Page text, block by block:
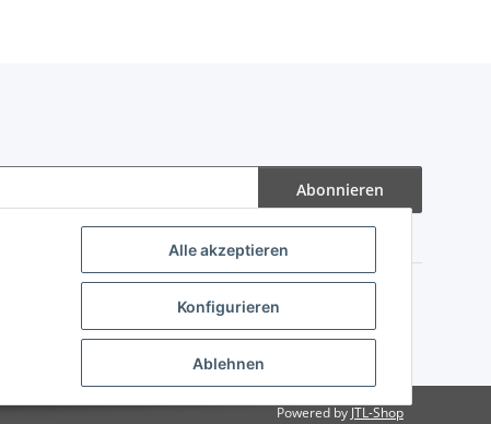
Alle akzeptieren
Konfigurieren
Ablehnen
Abonnieren
Powered by JTL-Shop